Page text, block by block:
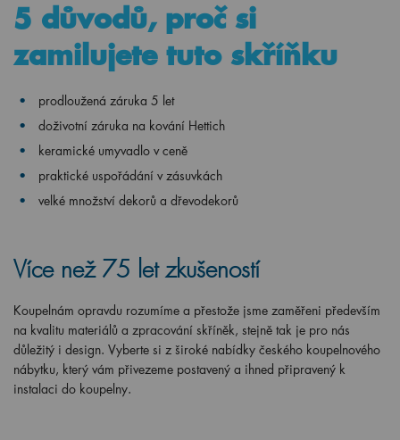
5 důvodů, proč si
zamilujete tuto skříňku
prodloužená záruka 5 let
doživotní záruka na kování Hettich
keramické umyvadlo v ceně
praktické uspořádání v zásuvkách
velké množství dekorů a dřevodekorů
Více než 75 let zkušeností
Koupelnám opravdu rozumíme a přestože jsme zaměřeni především
na kvalitu materiálů a zpracování skříněk, stejně tak je pro nás
důležitý i design. Vyberte si z široké nabídky českého koupelnového
nábytku, který vám přivezeme postavený a ihned připravený k
instalaci do koupelny.